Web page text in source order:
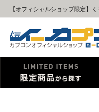
【オフィシャルショップ限定】